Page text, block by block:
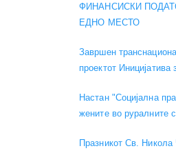
ФИНАНСИСКИ
ЕДНО МЕСТО
Завршен
проектот
Настан "Социјална
жените во руралните
Празникот Св.